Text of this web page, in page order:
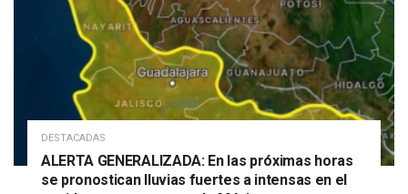
DESTACADAS
ALERTA GENERALIZADA: En las próximas horas
se pronostican lluvias fuertes a intensas en el